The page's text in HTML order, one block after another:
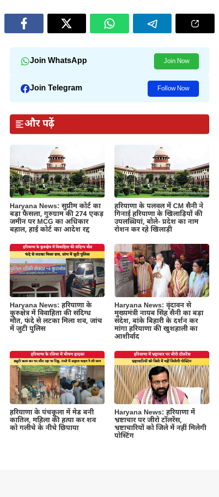
Join WhatsApp Join Now
Join Telegram Follow Now
और पढ़ें
Haryana News: सुप्रीम कोर्ट का
बड़ा फैसला, गुरुग्राम की 274 एकड़
जमीन पर MCG का अधिकार
बहाल, हाई कोर्ट का आदेश रद्द
हरियाणा के पलवल में CM सैनी ने
गिनाई हरियाणा के खिलाड़ियों की
उपलब्धियां, बोले- प्रदेश का नाम
रोशन कर रहे खिलाड़ी
Haryana News: हरियाणा के
कुरुक्षेत्र में विवाहिता की संदिग्ध
मौत, फंदे से लटका मिला शव, जांच
में जुटी पुलिस
Haryana News: वृंदावन से
मुख्यमंत्री नायब सिंह सैनी का बड़ा
संदेश, बांके बिहारी के दर्शन कर
मांगा हरियाणा की खुशहाली का
आशीर्वाद
हरियाणा के पंचकूला में मेड बनी
कातिल, महिला की हत्या कर शव
को गलीचे के नीचे छिपाया
Haryana News: हरियाणा में
भ्रष्टाचार पर जीरो टॉलरेंस,
भ्रष्टाचारियों को जिले में नहीं मिलेगी
पोस्टिंग